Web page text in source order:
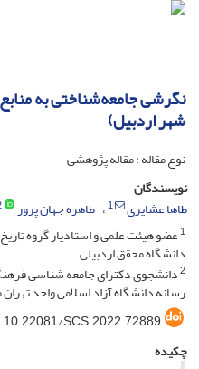
نگرشی جامعه‌شناختی به
شهر اردبیل)
نوع مقاله : مقاله پژوهشی
نویسندگان
طاها عشایری
1 طاهره جهان پرور
1عضو هیئت علمی و استادیار گروه
دانشگاه محقق اردبیلی
2دانشجوی دکترای جامعه شناسی
رسانه دانشگاه آزاد اسلامی واحد
10.22081/SCS.2022.72889
چکیده